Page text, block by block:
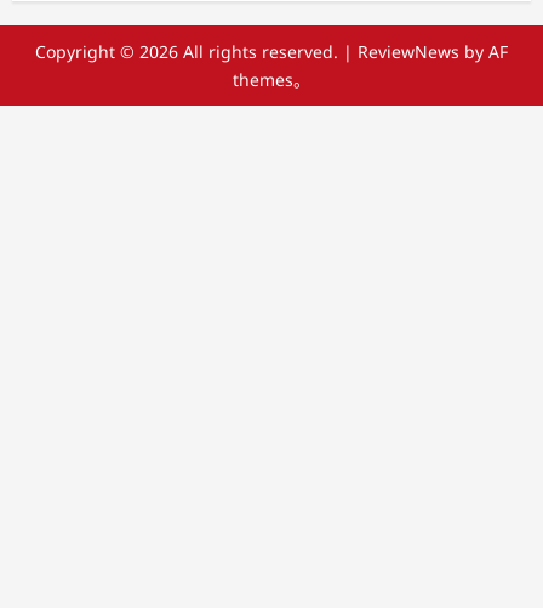
Copyright © 2026 All rights reserved. | ReviewNews by AF
themes。